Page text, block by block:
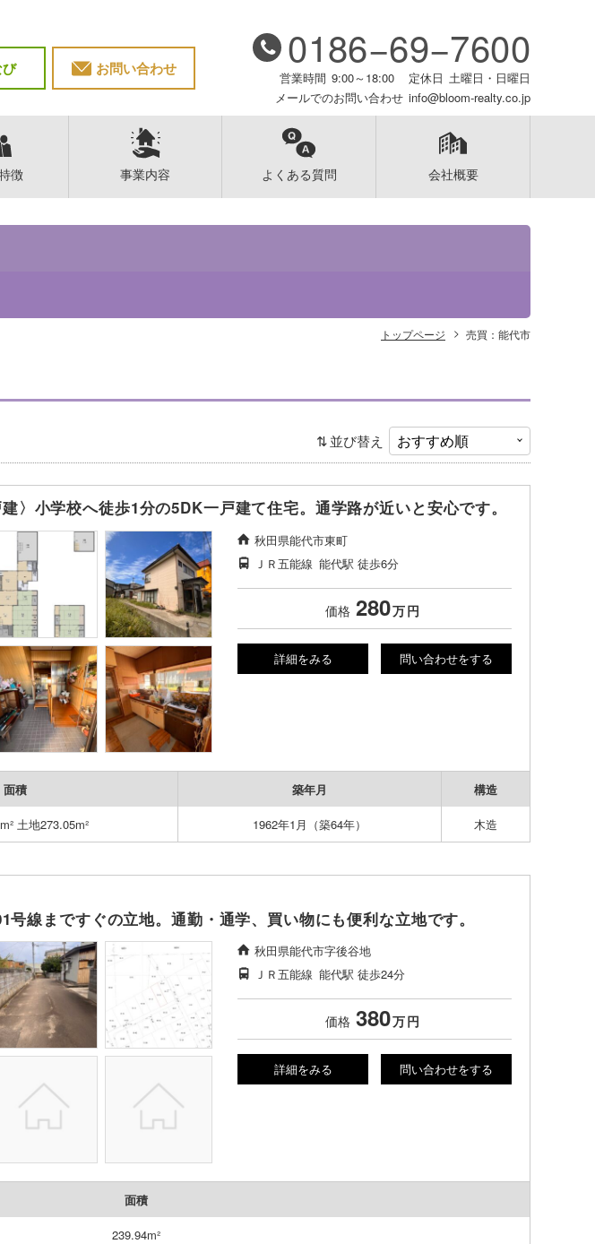
お問い合わせ 0186−69−7600
営業時間 9:00～18:00 定休日 土曜日・日曜日
メールでのお問い合わせ info@bloom-realty.co.jp
徴 事業内容 よくある質問 会社概要
トップページ 売買：能代市
並び替え
〉小学校へ徒歩1分の5DK一戸建て住宅。通学路が近いと安心です。
秋田県能代市東町
ＪＲ五能線 能代駅 徒歩6分
価格 280万円
詳細をみる 問い合わせをする
面積 築年月 構造
土地273.05m² 1962年1月（築64年） 木造
号線まですぐの立地。通勤・通学、買い物にも便利な立地です。
秋田県能代市字後谷地
ＪＲ五能線 能代駅 徒歩24分
価格 380万円
詳細をみる 問い合わせをする
面積
239.94m²